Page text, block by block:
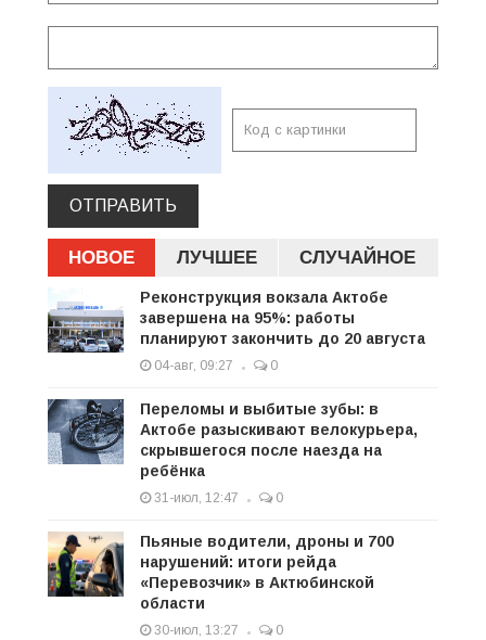
ОТПРАВИТЬ
НОВОЕ ЛУЧШЕЕ СЛУЧАЙНОЕ
Реконструкция вокзала Актобе
завершена на 95%: работы
планируют закончить до 20 августа
04-авг, 09:27 0
Переломы и выбитые зубы: в
Актобе разыскивают велокурьера,
скрывшегося после наезда на
ребёнка
31-июл, 12:47 0
Пьяные водители, дроны и 700
нарушений: итоги рейда
«Перевозчик» в Актюбинской
области
30-июл, 13:27 0